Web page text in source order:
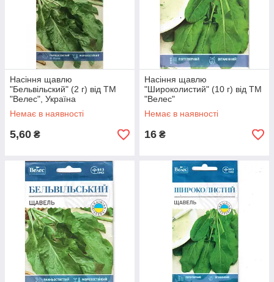
Насіння щавлю
"Бельвільский" (2 г) від ТМ
"Велес", Україна
Немає в наявності
5,60 ₴
Насіння щавлю
"Широколистий" (10 г) від ТМ
"Велес"
Немає в наявності
16 ₴